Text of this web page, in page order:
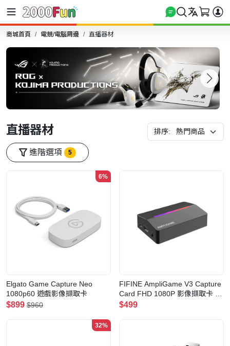
商城首頁 電競/電腦周邊 直播器材
直播器材 排序:
進階選項 5
6%
Elgato Game Capture Neo
1080p60 遊戲影像擷取卡
$899 $960
FIFINE AmpliGame V3 Capture
Card FHD 1080P 影像擷取卡 支
援PC/PS5/XBOX/NS/OBS
$499
32%